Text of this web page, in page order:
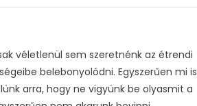
véletlenül sem szeretnénk az étrendi
belebonyolódni. Egyszerűen mi is
arra, hogy ne vigyünk be olyasmit a